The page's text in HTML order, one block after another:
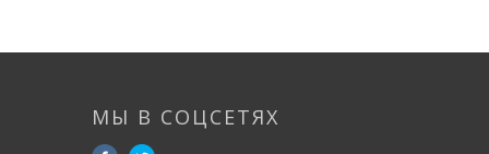
МЫ В СОЦСЕТЯХ